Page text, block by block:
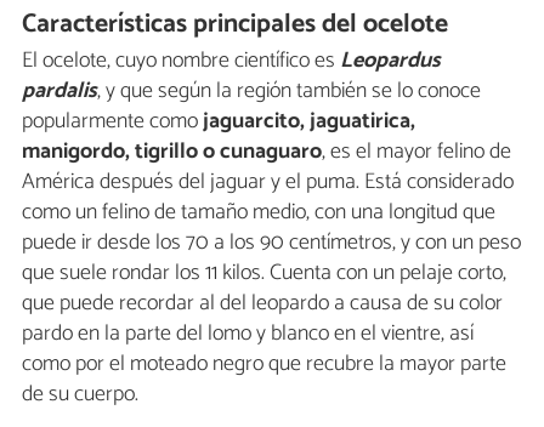
Características principales del ocelote
El ocelote, cuyo nombre científico es Leopardus
pardalis, y que según la región también se lo conoce
popularmente comojaguarcito, jaguatirica,
manigordo, tigrillo o cunaguaro, es el mayor felino de
América después del jaguar y el puma. Está considerado
como un felino de tamaño medio, con una longitud que
puede ir desde los 70 a los 90 centímetros, y con un peso
que suele rondar los 11 kilos. Cuenta con un pelaje corto,
que puede recordar al del leopardo a causa de su color
pardo en la parte del lomo y blanco en el vientre, así
como por el moteado negro que recubre la mayor parte
de su cuerpo.